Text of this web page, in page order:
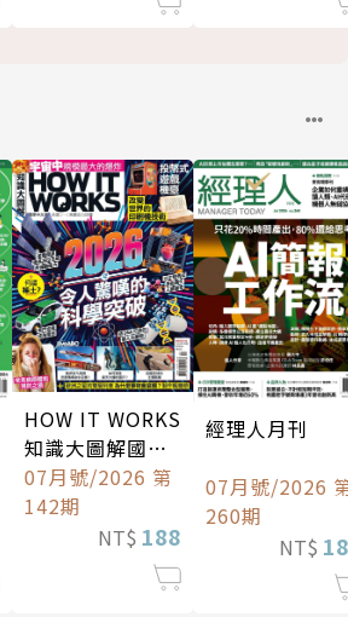
HOW IT WORKS
知識大圖解國際
中文版
07月號/2026 第
142期
NT$ 188
經理人月刊
07月號/2026
260期
NT$